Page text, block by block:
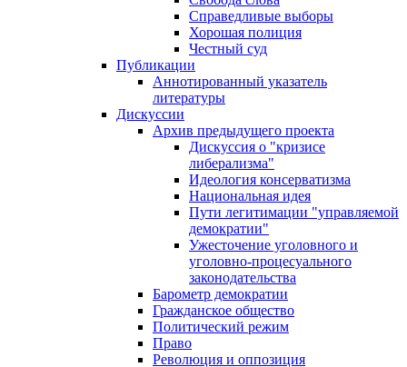
Справедливые выборы
Хорошая полиция
Честный суд
Публикации
Аннотированный указатель
литературы
Дискуссии
Архив предыдущего проекта
Дискуссия о "кризисе
либерализма"
Идеология консерватизма
Национальная идея
Пути легитимации "управляемой
демократии"
Ужесточение уголовного и
уголовно-процесуального
законодательства
Барометр демократии
Гражданское общество
Политический режим
Право
Революция и оппозиция